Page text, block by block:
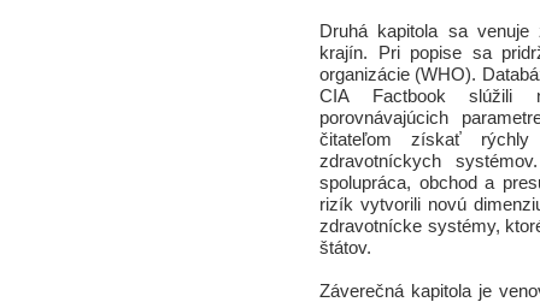
Druhá kapitola sa venuje
krajín. Pri popise sa
organizácie (WHO).
CIA Factbook slúžili
porovnávajúcich
čitateľom získať rýchly
zdravotníckych
spolupráca, obchod a
rizík vytvorili novú
zdravotnícke systémy,
štátov.
Záverečná kapitola je